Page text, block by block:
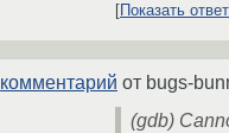
Показать ответ
комментарий от bugs-
(gdb)